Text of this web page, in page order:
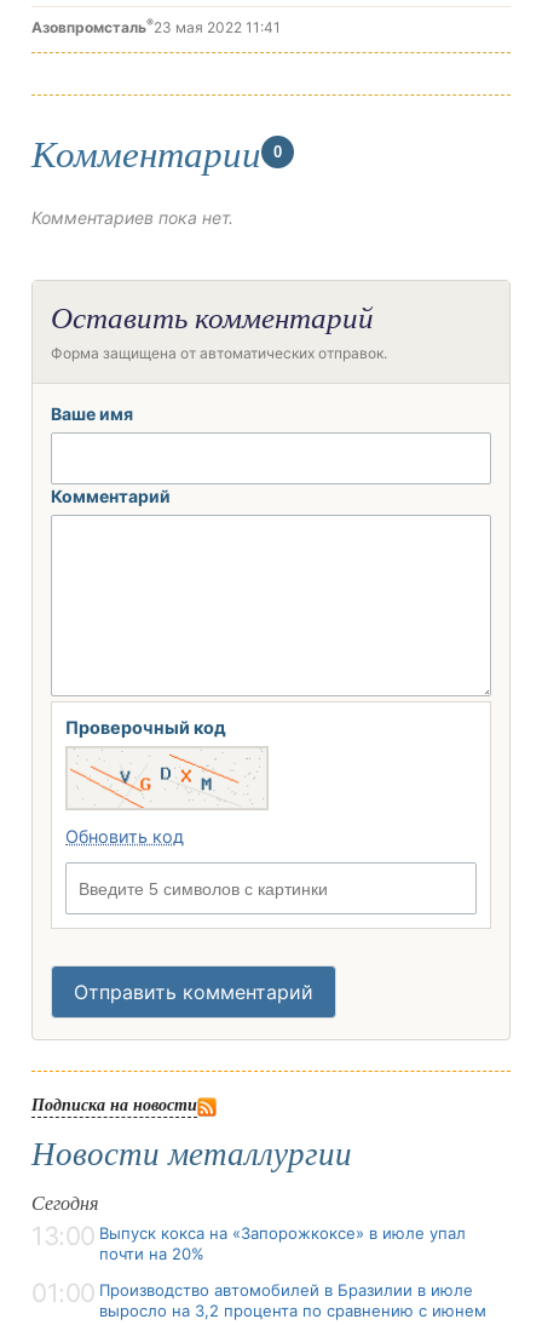
Азовпромсталь®23 мая 2022 11:41
Комментарии 0
Комментариев пока нет.
Оставить комментарий
Форма защищена от автоматических отправок.
Ваше имя
Комментарий
Проверочный код
Обновить код
Отправить комментарий
Подписка на новости
Новости металлургии
Сегодня
13:00 Выпуск кокса на «Запорожкоксе» в июле упал
почти на 20%
01:00 Производство автомобилей в Бразилии в июле
выросло на 3,2 процента по сравнению с июнем